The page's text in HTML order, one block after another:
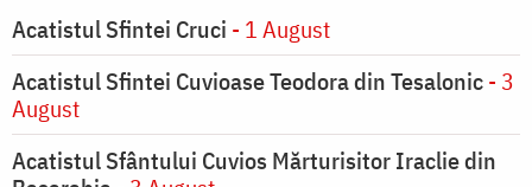
Acatistul Sfintei Cruci - 1 August
Acatistul Sfintei Cuvioase Teodora din Tesalonic- 3
August
Acatistul Sfântului Cuvios Mărturisitor Iraclie din